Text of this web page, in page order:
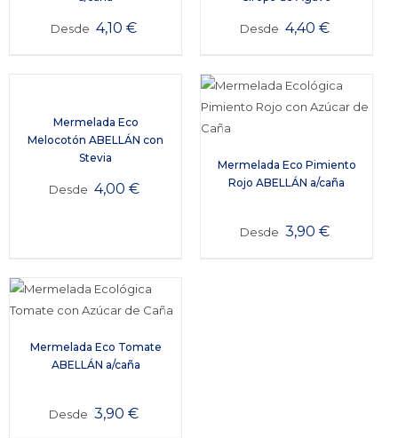
Desde 4,10€ Desde 4,40€
Mermelada Eco
Melocotón ABELLÁN con
Stevia
Desde 4,00 €
Mermelada Eco Pimiento
Rojo ABELLÁN a/caña
Desde 3,90€
Mermelada Eco Tomate
ABELLÁN a/caña
Desde 3,90€